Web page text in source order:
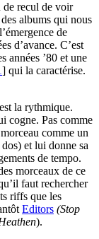
de recul de voir
albums qui nous
de
d’avance. C’est
années ’80 et une
] qui la caractérise.
la rythmique.
cogne. Pas comme
comme un
et lui donne sa
de tempo.
morceaux de ce
faut rechercher
riffs que les
Editors (Stop
).